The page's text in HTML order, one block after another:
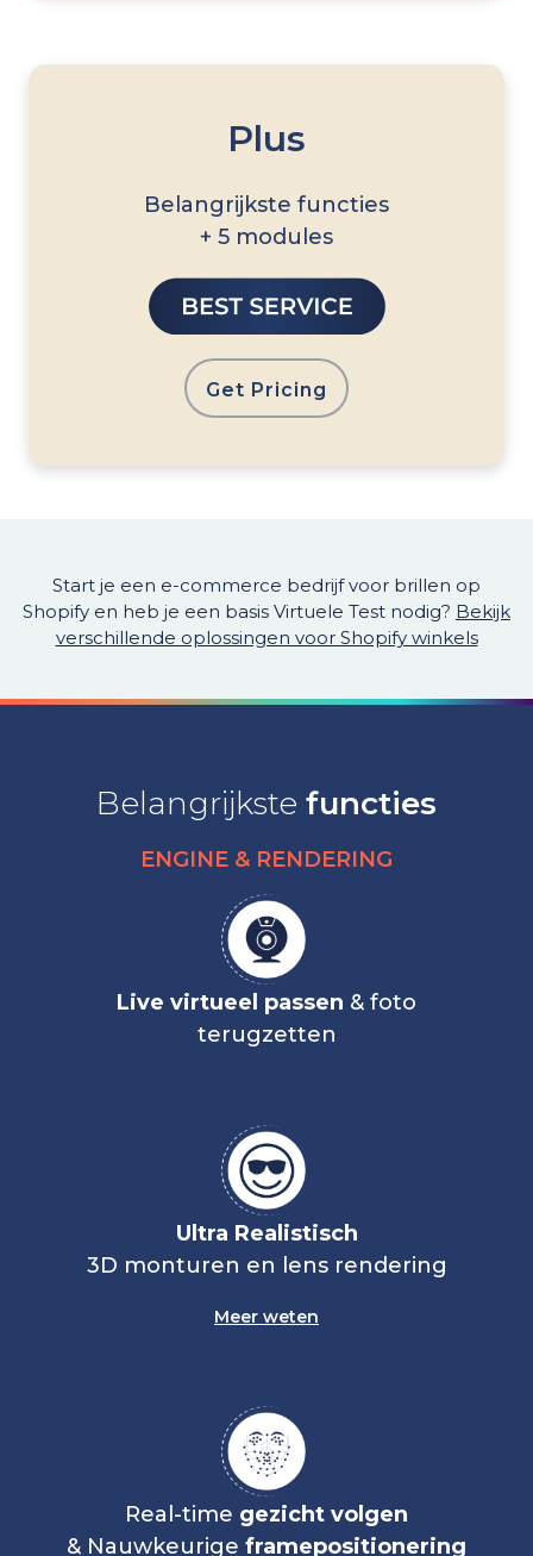
Plus
Belangrijkste functies
+ 5 modules
Get Pricing
Start je een e-commerce bedrijf voor brillen op
Shopify en heb je een basis Virtuele Test nodig? Bekijk
verschillende oplossingen voor Shopify winkels
Belangrijkste functies
ENGINE & RENDERING
Live virtueel passen & foto
terugzetten
Ultra Realistisch
3D monturen en lens rendering
Meer weten
Real-time gezicht volgen
& Nauwkeurige framepositionering